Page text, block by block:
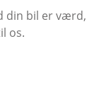
din bil er værd,
os.